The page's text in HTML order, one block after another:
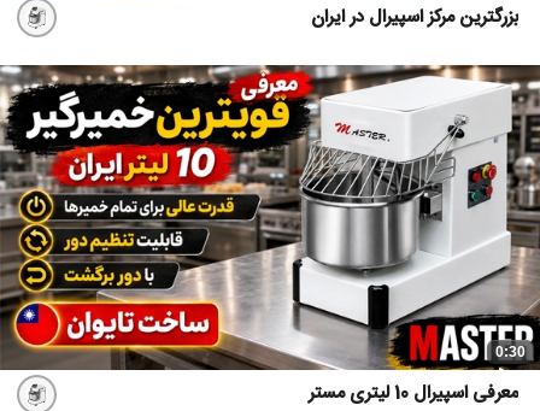
بزرگترین مرکز اسپیرال در ایران
0:30
معرفی اسپیرال 10 لیتری مستر